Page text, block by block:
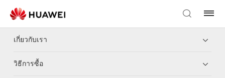
เกี่ยวกับเรา
วิธีการซื้อ